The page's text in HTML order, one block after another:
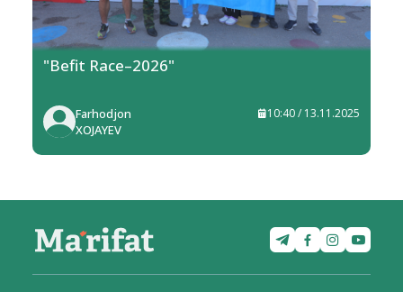
"Befit Race–2026"
Farhodjon
XOJAYEV
10:40 / 13.11.2025